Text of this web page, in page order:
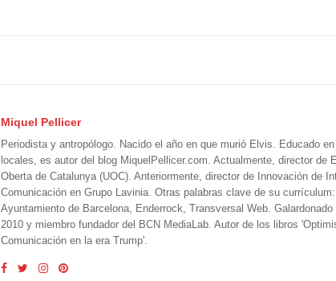
Miquel Pellicer
Periodista y antropólogo. Nacido el año en que murió Elvis. Educado
locales, es autor del blog MiquelPellicer.com. Actualmente, director de
Oberta de Catalunya (UOC). Anteriormente, director de Innovación de
Comunicación en Grupo Lavinia. Otras palabras clave de su
Ayuntamiento de Barcelona, Enderrock, Transversal Web.
2010 y miembro fundador del BCN MediaLab. Autor de los libros
Comunicación en la era Trump'.